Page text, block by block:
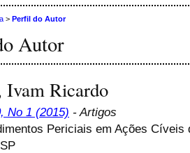
> Perfil do Autor
Autor
Ivam Ricardo
No 1 (2015) - Artigos
Periciais em Ações Cíveis